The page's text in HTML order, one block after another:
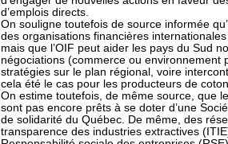
d’emplois directs.
On souligne toutefois de source informée
des organisations financières
mais que l’OIF peut aider les pays du Sud
négociations (commerce ou environnement
stratégies sur le plan régional, voire
cela été le cas pour les producteurs de
On estime toutefois, de même source, que
sont pas encore prêts à se doter d’une
de solidarité du Québec. De même, des
transparence des industries extractives